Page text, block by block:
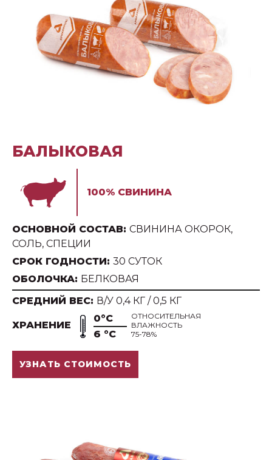
БАЛЫКОВАЯ
100% СВИНИНА
ОСНОВНОЙ СОСТАВ: СВИНИНА ОКОРОК,
СОЛЬ, СПЕЦИИ
СРОК ГОДНОСТИ: 30 СУТОК
ОБОЛОЧКА: БЕЛКОВАЯ
СРЕДНИЙ ВЕС: В/У 0,4 КГ / 0,5 КГ
ХРАНЕНИЕ
0°С
6 °С
ОТНОСИТЕЛЬНАЯ
ВЛАЖНОСТЬ
75-78%
УЗНАТЬ СТОИМОСТЬ